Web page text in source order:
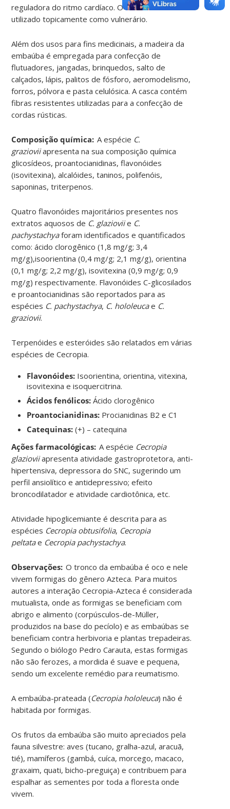
reguladora do ritmo cardíaco. O látex é cáustico e
utilizado topicamente como vulnerário.
Além dos usos para fins medicinais, a madeira da
embaúba é empregada para confecção de
flutuadores, jangadas, brinquedos, salto de
calçados, lápis, palitos de fósforo, aeromodelismo,
forros, pólvora e pasta celulósica. A casca contém
fibras resistentes utilizadas para a confecção de
cordas rústicas.
Composição química: A espécie C.
grazioviiapresenta na sua composição química
glicosídeos, proantocianidinas, flavonóides
(isovitexina), alcalóides, taninos, polifenóis,
saponinas, triterpenos.
Quatro flavonóides majoritários presentes nos
extratos aquosos de C. glazioviie C.
pachystachyaforam identificados e quantificados
como: ácido clorogênico (1,8 mg/g; 3,4
mg/g),isoorientina (0,4 mg/g; 2,1 mg/g), orientina
(0,1 mg/g; 2,2 mg/g), isovitexina (0,9 mg/g; 0,9
mg/g) respectivamente. Flavonóides C-glicosilados
e proantocianidinas são reportados para as
espécies C. pachystachya, C. hololeucae C.
graziovii.
Terpenóides e esteróides são relatados em várias
espécies de Cecropia.
Flavonóides: Isoorientina, orientina, vitexina,
isovitexina e isoquercitrina.
Ácidos fenólicos: Ácido clorogênico
Proantocianidinas: Procianidinas B2 e C1
Catequinas: (+) – catequina
Ações farmacológicas: A espécie Cecropia
glazioviiapresenta atividade gastroprotetora, anti-
hipertensiva, depressora do SNC, sugerindo um
perfil ansiolítico e antidepressivo; efeito
broncodilatador e atividade cardiotônica, etc.
Atividade hipoglicemiante é descrita para as
espécies Cecropia obtusifolia, Cecropia
peltatae Cecropia pachystachya.
Observações: O tronco da embaúba é oco e nele
vivem formigas do gênero Azteca. Para muitos
autores a interação Cecropia-Azteca é considerada
mutualista, onde as formigas se beneficiam com
abrigo e alimento (corpúsculos-de-Müller,
produzidos na base do pecíolo) e as embaúbas se
beneficiam contra herbivoria e plantas trepadeiras.
Segundo o biólogo Pedro Carauta, estas formigas
não são ferozes, a mordida é suave e pequena,
sendo um excelente remédio para reumatismo.
A embaúba-prateada (Cecropia hololeuca) não é
habitada por formigas.
Os frutos da embaúba são muito apreciados pela
fauna silvestre: aves (tucano, gralha-azul, aracuã,
tié), mamíferos (gambá, cuíca, morcego, macaco,
graxaim, quati, bicho-preguiça) e contribuem para
espalhar as sementes por toda a floresta onde
vivem.